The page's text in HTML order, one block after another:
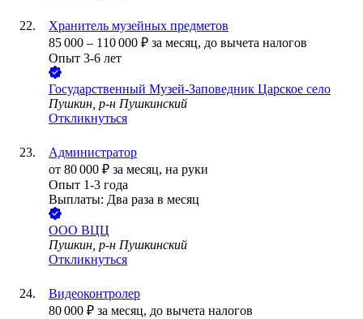
Хранитель музейных предметов
85 000 – 110 000 ₽ за месяц, до вычета налогов
Опыт 3-6 лет
Государственный Музей-Заповедник Царское село
Пушкин, р-н Пушкинский
Откликнуться
Администратор
от 80 000 ₽ за месяц, на руки
Опыт 1-3 года
Выплаты: Два раза в месяц
ООО ВЦЦ
Пушкин, р-н Пушкинский
Откликнуться
Видеоконтролер
80 000 ₽ за месяц, до вычета налогов